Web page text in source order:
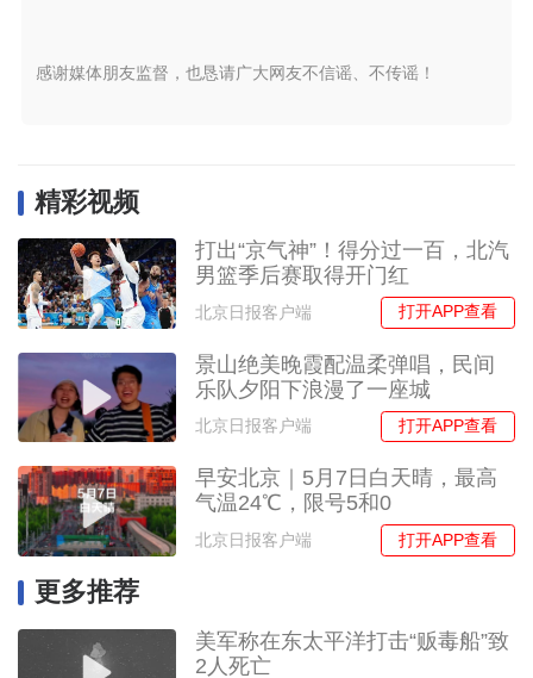
感谢媒体朋友监督，也恳请广大网友不信谣、不传谣！
精彩视频
打出“京气神”！得分过一百，北汽
男篮季后赛取得开门红
北京日报客户端 打开APP查看
景山绝美晚霞配温柔弹唱，民间
乐队夕阳下浪漫了一座城
北京日报客户端 打开APP查看
早安北京｜5月7日白天晴，最高
气温24℃，限号5和0
北京日报客户端 打开APP查看
更多推荐
美军称在东太平洋打击“贩毒船”致
2人死亡